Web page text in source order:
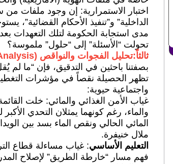
الداخلية” و”تنفيذ الأحكام القضائية”،
مدى استجابة الحكومة لتلك التعهدات
تحولت “الأسئلة” إلى “حلول” ملموسة؟
ثالثاً:تحليل الفجوات والنواقص (Gap Analysis
بصفتنا باحثين في التدقيق، فإن “ما لم
تظهر الحصيلة نقصاً في مؤشرات
واجتماعية حيوية:
غياب الأمن الغذائي والمائي: خلت
والماء، رغم كونهما يمثلان التحدي
المائي الحالي ونقص الماء بسد بين
ملال خنيفرة.
التعليم الأساسي: غياب مساءلة قطاع
فهم مسار “خارطة الطريق” لإصلاح